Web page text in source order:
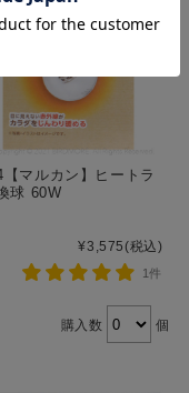
マルカン】ヒートラ
球 60W
¥3,575(税込)
1件
購入数 個